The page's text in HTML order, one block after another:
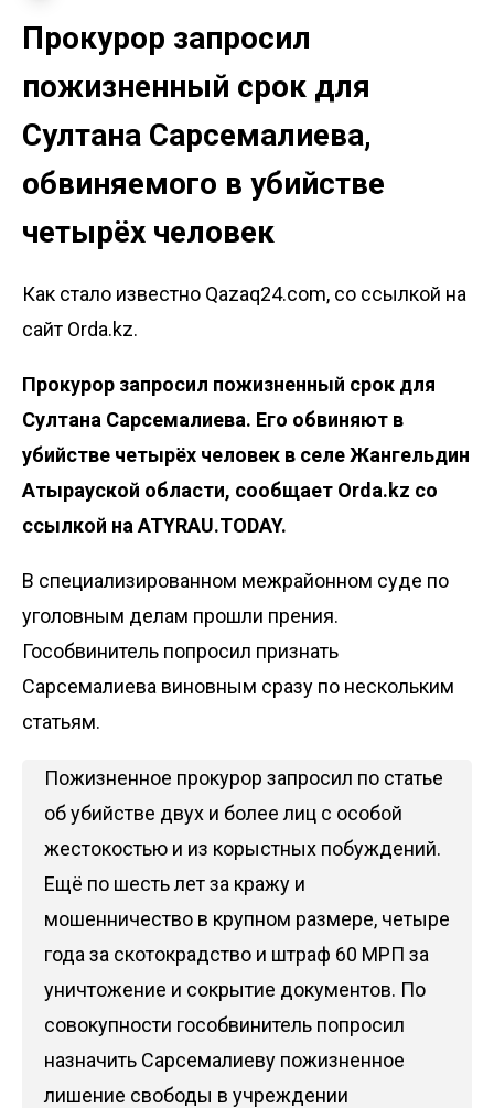
Прокурор запросил
пожизненный срок для
Султана Сарсемалиева,
обвиняемого в убийстве
четырёх человек
Как стало известно Qazaq24.com, со ссылкой на
сайт Orda.kz.
Прокурор запросил пожизненный срок для
Султана Сарсемалиева. Его обвиняют в
убийстве четырёх человек в селе Жангельдин
Атырауской области, сообщает Orda.kz со
ссылкой на ATYRAU.TODAY.
В специализированном межрайонном суде по
уголовным делам прошли прения.
Гособвинитель попросил признать
Сарсемалиева виновным сразу по нескольким
статьям.
Пожизненное прокурор запросил по статье
об убийстве двух и более лиц с особой
жестокостью и из корыстных побуждений.
Ещё по шесть лет за кражу и
мошенничество в крупном размере, четыре
года за скотокрадство и штраф 60 МРП за
уничтожение и сокрытие документов. По
совокупности гособвинитель попросил
назначить Сарсемалиеву пожизненное
лишение свободы в учреждении